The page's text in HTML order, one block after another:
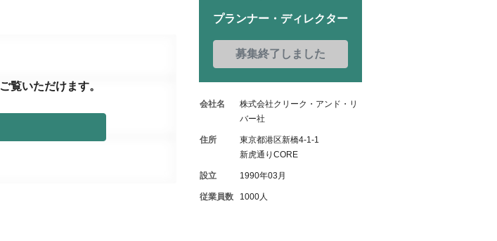
ご覧いただけます。
プランナー・ディレクター
募集終了しました
会社名
株式会社クリーク・アンド・リ
バー社
住所
東京都港区新橋4-1-1
新虎通りCORE
設立 1990年03月
従業員数 1000人